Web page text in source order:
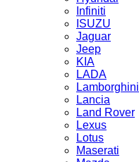
Infiniti
ISUZU
Jaguar
Jeep
KIA
LADA
Lamborghini
Lancia
Land Rover
Lexus
Lotus
Maserati